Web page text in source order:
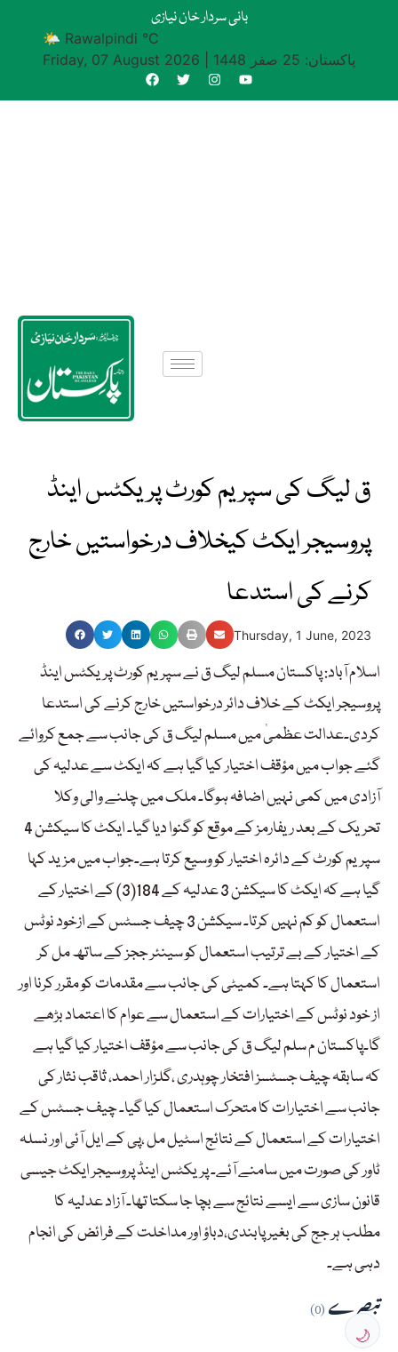
بانی سردار خان نیازی
🌤 Rawalpindi °C
Friday, 07 August 2026
پاکستان: 25 صفر 1448
ق لیگ کی سپریم کورٹ پریکٹس اینڈ
پروسیجر ایکٹ کیخلاف درخواستیں خارج
کرنے کی استدعا
Thursday, 1 June, 2023
اسلام آباد: پاکستان مسلم لیگ ق نے سپریم کورٹ پریکٹس اینڈ
پروسیجر ایکٹ کے خلاف دائر درخواستیں خارج کرنے کی استدعا
کردی۔عدالت عظمیٰ میں مسلم لیگ ق کی جانب سے جمع کروائے
گئے جواب میں مؤقف اختیار کیا گیا ہے کہ ایکٹ سے عدلیہ کی
آزادی میں کمی نہیں اضافہ ہوگا۔ ملک میں چلنے والی وکلا
تحریک کے بعد ریفارمز کے موقع کو گنوا دیا گیا۔ ایکٹ کا سیکشن 4
سپریم کورٹ کے دائرہ اختیار کو وسیع کرتا ہے۔جواب میں مزید کہا
گیا ہے کہ ایکٹ کا سیکشن 3 عدلیہ کے 184(3) کے اختیار کے
استعمال کو کم نہیں کرتا۔ سیکشن 3 چیف جسٹس کے ازخود نوٹس
کے اختیار کے بے ترتیب استعمال کو سینئر ججز کے ساتھ مل کر
استعمال کا کہتا ہے۔ کمیٹی کی جانب سے مقدمات کو مقرر کرنا اور
از خود نوٹس کے اختیارات کے استعمال سے عوام کا اعتماد بڑھے
گا۔پاکستان م سلم لیگ ق کی جانب سے مؤقف اختیار کیا گیا ہے
کہ سابقہ چیف جسٹسز افتخار چوہدری ،گلزار احمد، ثاقب نثار کی
جانب سے اختیارات کا متحرک استعمال کیا گیا۔ چیف جسٹس کے
اختیارات کے استعمال کے نتائج اسٹیل مل ،پی کے ایل آئی اور نسلہ
ٹاور کی صورت میں سامنے آئے۔ پریکٹس اینڈ پروسیجر ایکٹ جیسی
قانون سازی سے ایسے نتائج سے بچا جا سکتا تھا۔ آزاد عدلیہ کا
مطلب ہر جج کی بغیر پابندی،دباؤ اور مداخلت کے فرائض کی انجام
دہی ہے۔
تبصرے(0)
🌙